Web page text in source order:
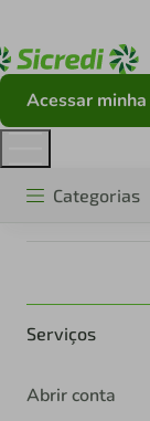
Acessar
Categorias
Serviços
Abrir conta